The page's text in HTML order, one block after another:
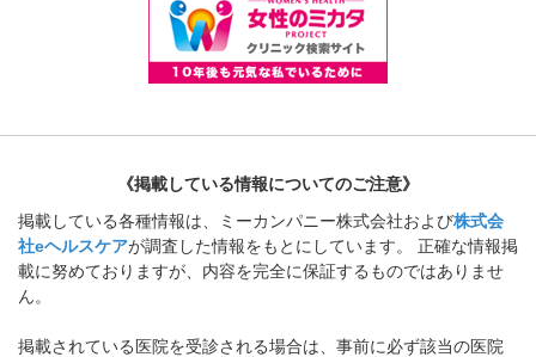
《掲載している情報についてのご注意》
掲載している各種情報は、ミーカンパニー株式会社および株式会
社eヘルスケアが調査した情報をもとにしています。 正確な情報掲
載に努めておりますが、内容を完全に保証するものではありませ
ん。
掲載されている医院を受診される場合は、事前に必ず該当の医院